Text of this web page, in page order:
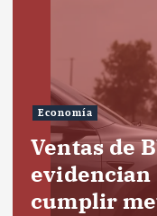
Economía
Ventas de
cumplir